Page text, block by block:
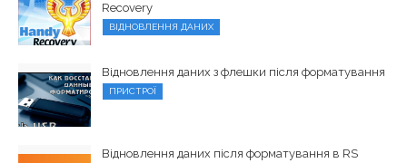
Recovery
ВІДНОВЛЕННЯ ДАНИХ
Відновлення даних з флешки після форматування
ПРИСТРОЇ
Відновлення даних після форматування в RS